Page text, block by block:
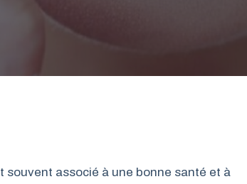
associé à une bonne santé et à